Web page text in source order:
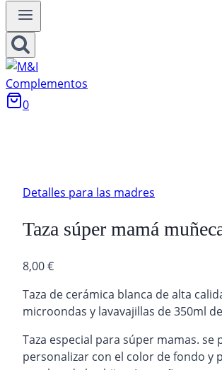
0
Detalles para las madres
Taza súper mamá
8,00€
Taza de cerámica blanca de alta
microondas y lavavajillas de 350ml
Taza especial para súper mamas. se
personalizar con el color de fondo y